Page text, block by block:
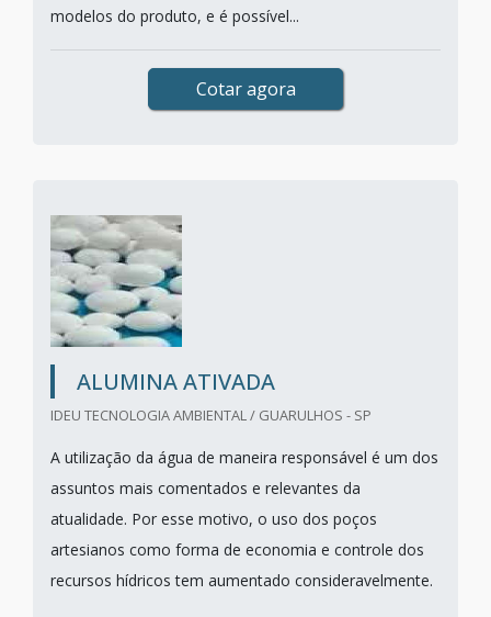
modelos do produto, e é possível...
Cotar agora
ALUMINA ATIVADA
IDEU TECNOLOGIA AMBIENTAL / GUARULHOS - SP
A utilização da água de maneira responsável é um dos
assuntos mais comentados e relevantes da
atualidade. Por esse motivo, o uso dos poços
artesianos como forma de economia e controle dos
recursos hídricos tem aumentado consideravelmente.